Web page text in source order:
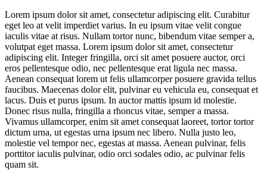
Lorem ipsum dolor sit amet, consectetur adipiscing elit. Curabitur
eget leo at velit imperdiet varius. In eu ipsum vitae velit congue
iaculis vitae at risus. Nullam tortor nunc, bibendum vitae semper a,
volutpat eget massa. Lorem ipsum dolor sit amet, consectetur
adipiscing elit. Integer fringilla, orci sit amet posuere auctor, orci
eros pellentesque odio, nec pellentesque erat ligula nec massa.
Aenean consequat lorem ut felis ullamcorper posuere gravida tellus
faucibus. Maecenas dolor elit, pulvinar eu vehicula eu, consequat et
lacus. Duis et purus ipsum. In auctor mattis ipsum id molestie.
Donec risus nulla, fringilla a rhoncus vitae, semper a massa.
Vivamus ullamcorper, enim sit amet consequat laoreet, tortor tortor
dictum urna, ut egestas urna ipsum nec libero. Nulla justo leo,
molestie vel tempor nec, egestas at massa. Aenean pulvinar, felis
porttitor iaculis pulvinar, odio orci sodales odio, ac pulvinar felis
quam sit.